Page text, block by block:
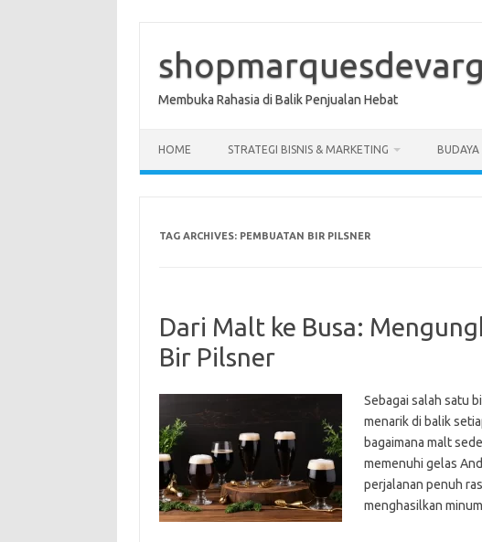
content
Membuka Rahasia di Balik Penjualan Hebat
HOME STRATEGI BISNIS & MARKETING BUDAYA
TAG ARCHIVES: PEMBUATAN BIR PILSNER
Dari Malt ke Busa:
Bir Pilsner
Sebagai salah satu
menarik di balik
bagaimana malt
memenuhi gelas
perjalanan penuh
menghasilkan